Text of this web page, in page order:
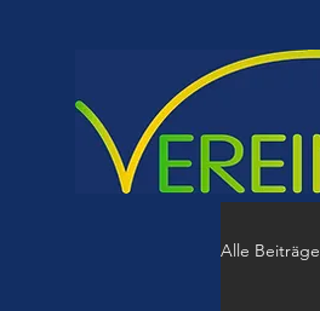
Alle Beiträge